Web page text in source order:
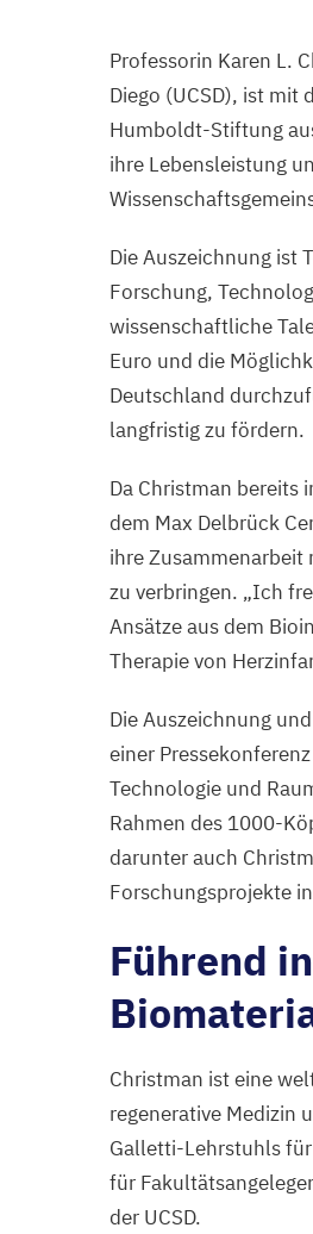
Professorin Karen L.
Diego (UCSD), ist mit
Humboldt-Stiftung
ihre Lebensleistung
Die Auszeichnung ist
Forschung,
wissenschaftliche
Euro und die
Deutschland
langfristig zu fördern.
Da Christman bereits
dem Max Delbrück
ihre Zusammenarbeit
zu verbringen. „Ich
Ansätze aus dem
Therapie von
Die Auszeichnung
einer
Technologie und
Rahmen des 1000-
darunter auch
Forschungsprojekte
Führend
Christman ist eine
regenerative Medizin
Galletti-Lehrstuhls
für
der UCSD.